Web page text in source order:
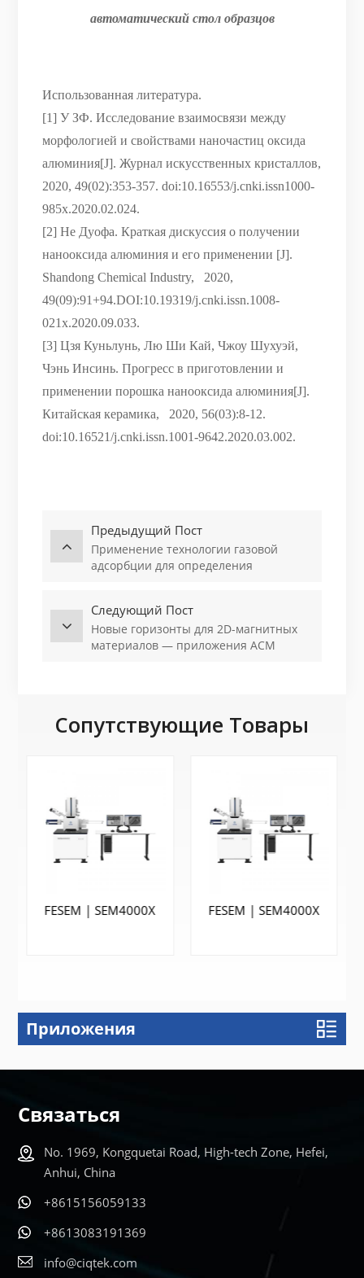
автоматический стол образцов
Использованная литература.
[1] У ЗФ. Исследование взаимосвязи между
морфологией и свойствами наночастиц оксида
алюминия[J]. Журнал искусственных кристаллов,
2020, 49(02):353-357. doi:10.16553/j.cnki.issn1000-
985x.2020.02.024.
[2] Не Дуофа. Краткая дискуссия о получении
нанооксида алюминия и его применении [J].
Shandong Chemical Industry,
2020,
49(09):91+94.DOI:10.19319/j.cnki.issn.1008-
021x.2020.09.033.
[3] Цзя Куньлунь, Лю Ши Кай, Чжоу Шухуэй,
Чэнь Инсинь. Прогресс в приготовлении и
применении порошка нанооксида алюминия[J].
Китайская керамика,
2020, 56(03):8-12.
doi:10.16521/j.cnki.issn.1001-9642.2020.03.002.
Предыдущий Пост
Применение технологии газовой
адсорбции для определения
Следующий Пост
Новые горизонты для 2D-магнитных
материалов — приложения АСМ
Сопутствующие Товары
FESEM | SEM4000X
УЗНАТЬ
FESEM | SEM4000X
УЗНАТЬ
Приложения
Связаться
No. 1969, Kongquetai Road, High-tech Zone, Hefei,
Anhui, China
+8615156059133
+8613083191369
info@ciqtek.com